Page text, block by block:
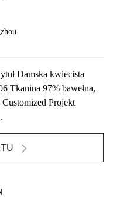
Damska kwiecista
Tkanina 97% bawełna,
Projekt